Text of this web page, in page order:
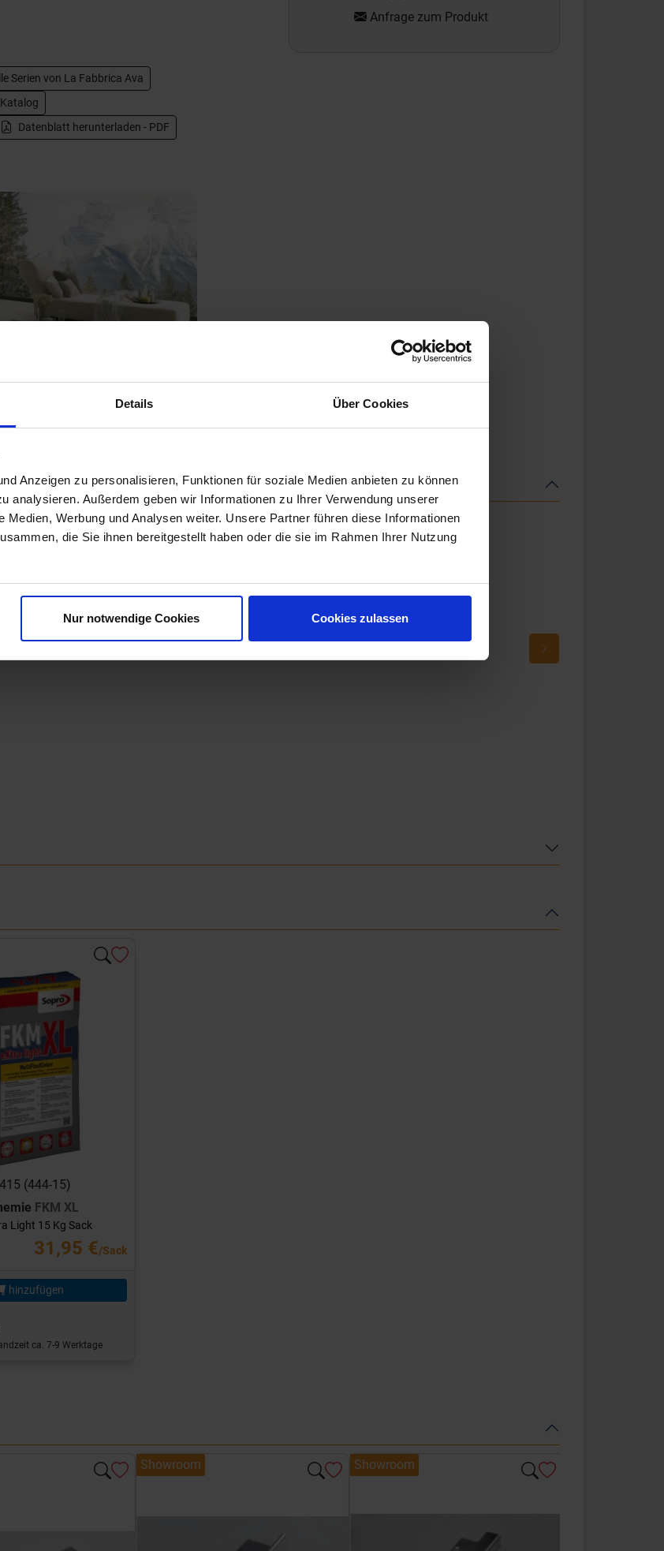
Details Über Cookies
Anzeigen zu personalisieren, Funktionen für soziale Medien anbieten zu können
analysieren. Außerdem geben wir Informationen zu Ihrer Verwendung unserer
Medien, Werbung und Analysen weiter. Unsere Partner führen diese Informationen
die Sie ihnen bereitgestellt haben oder die sie im Rahmen Ihrer Nutzung
Nur notwendige Cookies Cookies zulassen
Serien von La Fabbrica Ava
Datenblatt herunterladen - PDF
Anfrage zum Produkt
(444-15)
FKM XL
Light 15 Kg Sack
31,95 €/Sack
hinzufügen
ca. 7-9 Werktage
Showroom Showroom